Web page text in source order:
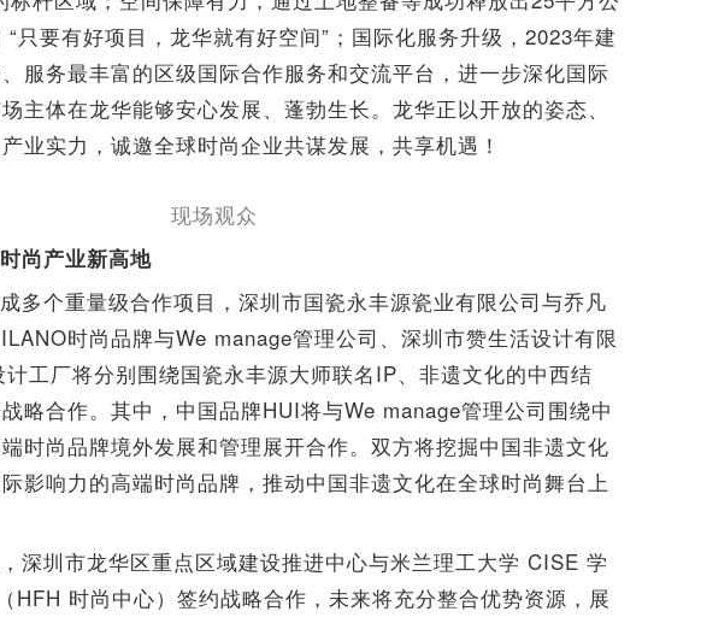
只要有好项目，龙华就有好空间”；国际化服务升级，2023年建
服务最丰富的区级国际合作服务和交流平台，进一步深化国际
主体在龙华能够安心发展、蓬勃生长。龙华正以开放的姿态、
业实力，诚邀全球时尚企业共谋发展，共享机遇！
现场观众
尚产业新高地
多个重量级合作项目，深圳市国瓷永丰源瓷业有限公司与乔凡
时尚品牌与We manage管理公司、深圳市赞生活设计有限
工厂将分别围绕国瓷永丰源大师联名IP、非遗文化的中西结
略合作。其中，中国品牌HUI将与We manage管理公司围绕中
时尚品牌境外发展和管理展开合作。双方将挖掘中国非遗文化
影响力的高端时尚品牌，推动中国非遗文化在全球时尚舞台上
深圳市龙华区重点区域建设推进中心与米兰理工大学 CISE 学
HFH 时尚中心）签约战略合作，未来将充分整合优势资源，展